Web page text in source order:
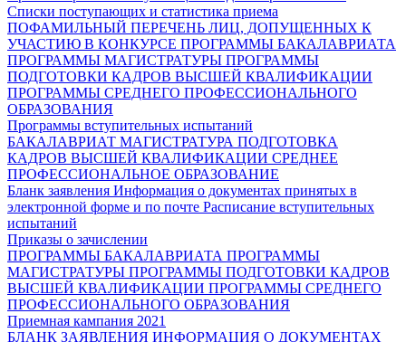
Списки поступающих и статистика приема
ПОФАМИЛЬНЫЙ ПЕРЕЧЕНЬ ЛИЦ, ДОПУЩЕННЫХ К
УЧАСТИЮ В КОНКУРСЕ ПРОГРАММЫ БАКАЛАВРИАТА
ПРОГРАММЫ МАГИСТРАТУРЫ ПРОГРАММЫ
ПОДГОТОВКИ КАДРОВ ВЫСШЕЙ КВАЛИФИКАЦИИ
ПРОГРАММЫ СРЕДНЕГО ПРОФЕССИОНАЛЬНОГО
ОБРАЗОВАНИЯ
Программы вступительных испытаний
БАКАЛАВРИАТ МАГИСТРАТУРА ПОДГОТОВКА
КАДРОВ ВЫСШЕЙ КВАЛИФИКАЦИИ СРЕДНЕЕ
ПРОФЕССИОНАЛЬНОЕ ОБРАЗОВАНИЕ
Бланк заявления Информация о документах принятых в
электронной форме и по почте Расписание вступительных
испытаний
Приказы о зачислении
ПРОГРАММЫ БАКАЛАВРИАТА ПРОГРАММЫ
МАГИСТРАТУРЫ ПРОГРАММЫ ПОДГОТОВКИ КАДРОВ
ВЫСШЕЙ КВАЛИФИКАЦИИ ПРОГРАММЫ СРЕДНЕГО
ПРОФЕССИОНАЛЬНОГО ОБРАЗОВАНИЯ
Приемная кампания 2021
БЛАНК ЗАЯВЛЕНИЯ ИНФОРМАЦИЯ О ДОКУМЕНТАХ